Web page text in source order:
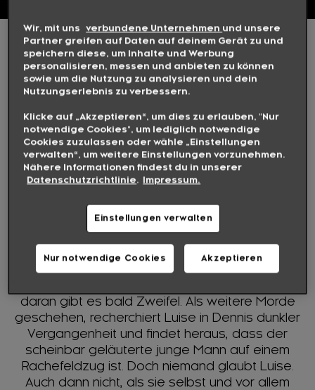
INHALT
Bei einem Polizeieinsatz in einem Baumarkt in
Wuppertal sieht die Polizeibeamtin Luise Berg
(Anton Dreger). Der Mann, der für den Mord an
ihrer damals 17-jährigen Tochter Merle
(Josephine Thiesen) verurteilt wurde, ist jetzt
frühzeitig aus der Haft entlassen. Dabei hätte
sie ihn fast nicht erkannt. Denn aus dem
vormals stark übergewichtigen, wortkargen
Außenseiter ist in der Zwischenzeit ein
attraktiver und selbstbewusster junger Mann
geworden. Er hat die Zeit im Gefängnis
offenbar dazu genutzt, seine Vergangenheit
daran gibt es bald Zweifel. Als weitere Morde
geschehen, recherchiert Luise in Dennis dunkler
Vergangenheit und findet heraus, dass der
scheinbar geläuterte junge Mann auf einem
Rachefeldzug ist. Doch niemand glaubt Luise.
Auch dann nicht, als sie selbst und vor allem
Wir, mit uns verbundene Unternehmen und unsere
Partner greifen auf Daten auf deinem Gerät zu und
speichern diese, um Inhalte und Werbung
personalisieren, messen und anbieten zu können
sowie um die Nutzung zu analysieren und dein
Nutzungserlebnis zu verbessern.
Klicke auf „Akzeptieren“, um dies zu erlauben, "Nur
notwendige Cookies", um lediglich notwendige
Cookies zuzulassen oder wähle „Einstellungen
verwalten“, um weitere Einstellungen vorzunehmen.
Nähere Informationen findest du in unserer
Datenschutzrichtlinie. Impressum.
Einstellungen verwalten
Nur notwendige Cookies Akzeptieren